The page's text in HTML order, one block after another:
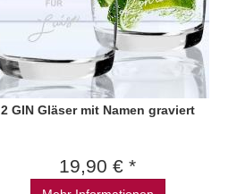
2 GIN Gläser mit Namen graviert
19,90 € *